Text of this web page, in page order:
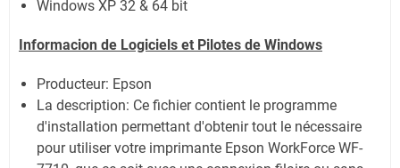
Windows XP 32 & 64 bit
Informacion de Logiciels et Pilotes de Windows
Producteur: Epson
La description: Ce fichier contient le programme
d'installation permettant d'obtenir tout le nécessaire
pour utiliser votre imprimante Epson WorkForce WF-